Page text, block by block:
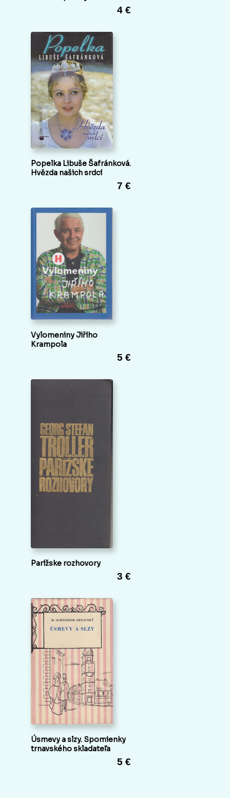
4 €
Popelka Libuše Šafránková.
Hvězda našich srdcí
7 €
Vylomeniny Jiřího
Krampola
5 €
Parížske rozhovory
3 €
Úsmevy a slzy. Spomienky
trnavského skladateľa
5 €